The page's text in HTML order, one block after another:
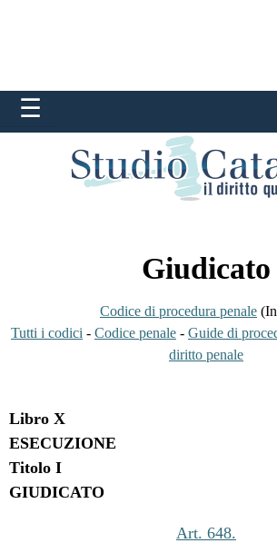
Giudicato
Codice di procedura penale
Tutti i codici - Codice penale - Guide di
diritto penale
Libro X
ESECUZIONE
Titolo I
GIUDICATO
Art. 648.